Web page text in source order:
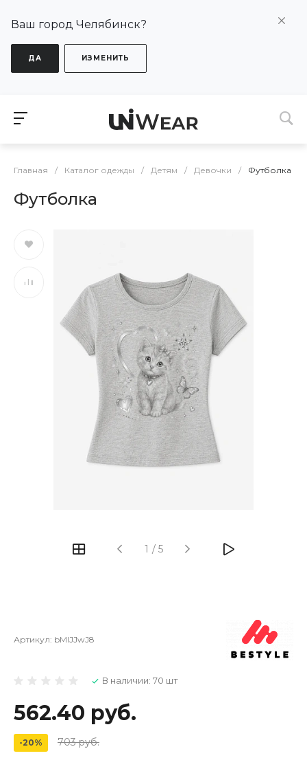
Ваш город Челябинск?
ДА ИЗМЕНИТЬ
Главная / Каталог одежды / Детям / Девочки / Футболка
Футболка
1 / 5
Артикул: bMIJJwJ8
В наличии: 70 шт
562.40 руб.
-20% 703 руб.